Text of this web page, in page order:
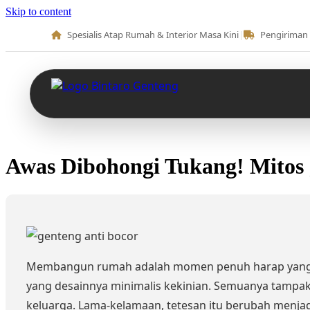
Skip to content
Spesialis Atap Rumah & Interior Masa Kini|
Awas Dibohongi Tukang!
Membangun rumah adalah momen penuh harap
yang desainnya minimalis kekinian. Semuanya
keluarga. Lama-kelamaan, tetesan itu berubah